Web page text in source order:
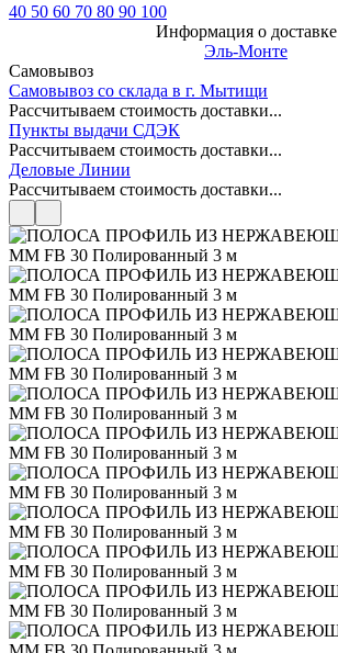
40 50 60 70 80 90 100
Информация о доставке
Эль-Монте
Самовывоз
Самовывоз со склада в г. Мытищи
Рассчитываем стоимость доставки...
Пункты выдачи СДЭК
Рассчитываем стоимость доставки...
Деловые Линии
Рассчитываем стоимость доставки...